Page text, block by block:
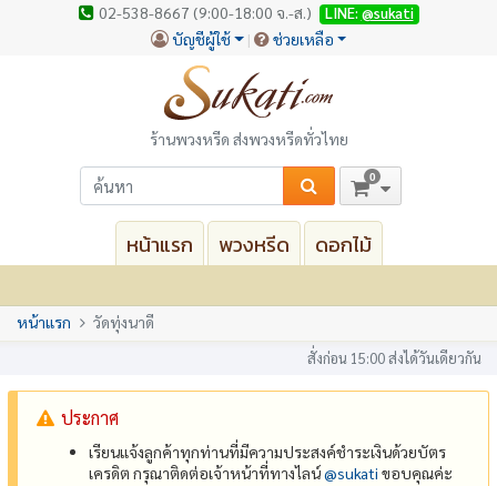
02-538-8667 (9:00-18:00 จ.-ส.) LINE: @sukati
บัญชีผู้ใช้ ช่วยเหลือ
ร้านพวงหรีด ส่งพวงหรีดทั่วไทย
0
หน้าแรก พวงหรีด ดอกไม้
หน้าแรก วัดทุ่งนาดี
สั่งก่อน 15:00 ส่งได้วันเดียวกัน
ประกาศ
เรียนแจ้งลูกค้าทุกท่านที่มีความประสงค์ชำระเงินด้วยบัตร
เครดิต กรุณาติดต่อเจ้าหน้าที่ทางไลน์@‌sukati ขอบคุณค่ะ